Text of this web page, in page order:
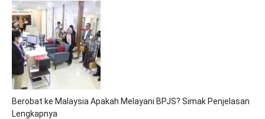
Melaka
Berobat ke Malaysia Apakah Melayani BPJS? Simak Penjelasan
Lengkapnya